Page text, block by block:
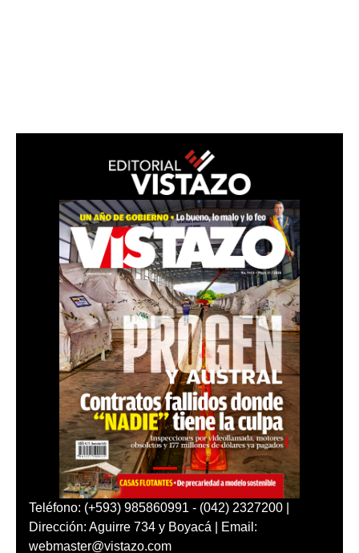
Teléfono: (+593) 985860991 - (042) 2327200 |
Dirección: Aguirre 734 y Boyacá | Email:
webmaster@vistazo.com